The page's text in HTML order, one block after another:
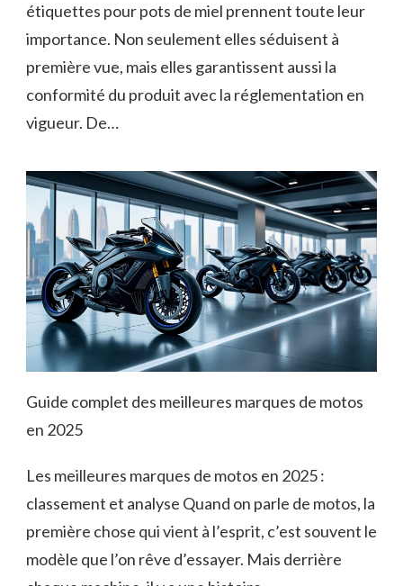
étiquettes pour pots de miel prennent toute leur
importance. Non seulement elles séduisent à
première vue, mais elles garantissent aussi la
conformité du produit avec la réglementation en
vigueur. De…
Guide complet des meilleures marques de motos
en 2025
Les meilleures marques de motos en 2025 :
classement et analyse Quand on parle de motos, la
première chose qui vient à l’esprit, c’est souvent le
modèle que l’on rêve d’essayer. Mais derrière